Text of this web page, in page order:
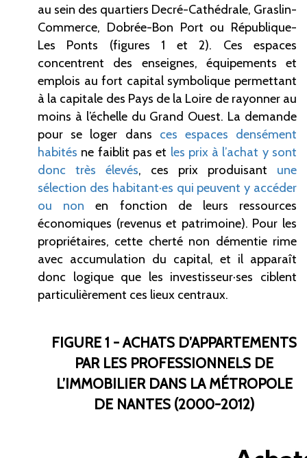
au sein des quartiers Decré-Cathédrale, Graslin-
Commerce, Dobrée-Bon Port ou République-
Les Ponts (figures 1 et 2). Ces espaces
concentrent des enseignes, équipements et
emplois au fort capital symbolique permettant
à la capitale des Pays de la Loire de rayonner au
moins à l’échelle du Grand Ouest. La demande
pour se loger dans ces espaces densément
habités ne faiblit pas et les prix à l’achat y sont
donc très élevés, ces prix produisant une
sélection des habitant·es qui peuvent y accéder
ou non en fonction de leurs ressources
économiques (revenus et patrimoine). Pour les
propriétaires, cette cherté non démentie rime
avec accumulation du capital, et il apparaît
donc logique que les investisseur·ses ciblent
particulièrement ces lieux centraux.
FIGURE 1 - ACHATS D’APPARTEMENTS
PAR LES PROFESSIONNELS DE
L’IMMOBILIER DANS LA MÉTROPOLE
DE NANTES (2000-2012)